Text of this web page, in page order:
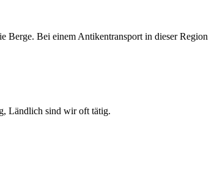
Bei einem Antikentransport in dieser Region
Ländlich sind wir oft tätig.